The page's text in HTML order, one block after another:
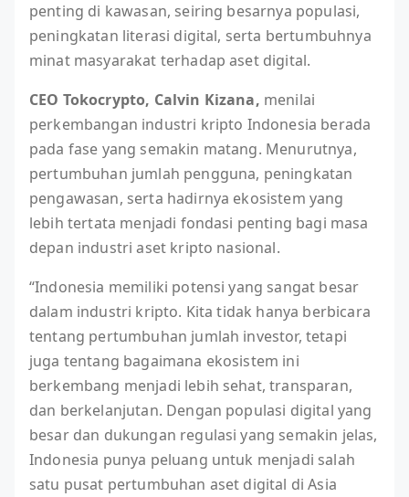
penting di kawasan, seiring besarnya populasi,
peningkatan literasi digital, serta bertumbuhnya
minat masyarakat terhadap aset digital.
CEO Tokocrypto, Calvin Kizana, menilai
perkembangan industri kripto Indonesia berada
pada fase yang semakin matang. Menurutnya,
pertumbuhan jumlah pengguna, peningkatan
pengawasan, serta hadirnya ekosistem yang
lebih tertata menjadi fondasi penting bagi masa
depan industri aset kripto nasional.
“Indonesia memiliki potensi yang sangat besar
dalam industri kripto. Kita tidak hanya berbicara
tentang pertumbuhan jumlah investor, tetapi
juga tentang bagaimana ekosistem ini
berkembang menjadi lebih sehat, transparan,
dan berkelanjutan. Dengan populasi digital yang
besar dan dukungan regulasi yang semakin jelas,
Indonesia punya peluang untuk menjadi salah
satu pusat pertumbuhan aset digital di Asia